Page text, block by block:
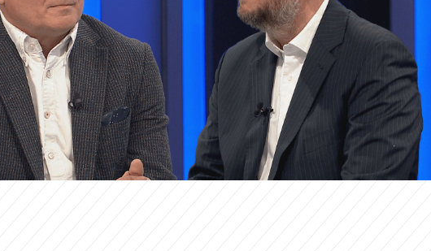
není selháním jednoho člověka. Podílely se na tom
kterými jsou hlupáci, kteří nevěděli, co činí. V pořadu
Prima NEWS to řekl exministr financí za ODS Vlastimil
Petra Nečase však politickou odpovědnost
a to ministr. Kvůli bitcoinové aféře minulý týden ve
šéf resortu spravedlnosti Pavel Blažek.